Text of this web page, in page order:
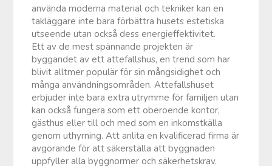
använda moderna material och tekniker kan en
takläggare inte bara förbättra husets estetiska
utseende utan också dess energieffektivitet.
Ett av de mest spännande projekten är
byggandet av ett attefallshus, en trend som har
blivit alltmer populär för sin mångsidighet och
många användningsområden. Attefallshuset
erbjuder inte bara extra utrymme för familjen utan
kan också fungera som ett oberoende kontor,
gästhus eller till och med som en inkomstkälla
genom uthyrning. Att anlita en kvalificerad firma är
avgörande för att säkerställa att byggnaden
uppfyller alla byggnormer och säkerhetskrav.